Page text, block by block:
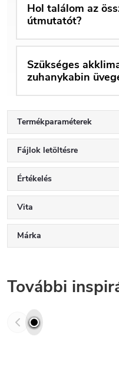
Hol találom az
útmutatót?
Szükséges
zuhanykabin
Termékparaméterek
Fájlok letöltésre
Értékelés
Vita
Márka
További